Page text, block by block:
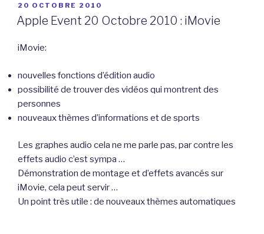
PUBLIÉ
LE
20 OCTOBRE 2010
Apple Event 20 Octobre 2010 : iMovie
iMovie:
nouvelles fonctions d’édition audio
possibilité de trouver des vidéos qui montrent des
personnes
nouveaux thèmes d’informations et de sports
Les graphes audio cela ne me parle pas, par contre les
effets audio c’est sympa …
Démonstration de montage et d’effets avancés sur
iMovie, cela peut servir …
Un point très utile : de nouveaux thèmes automatiques